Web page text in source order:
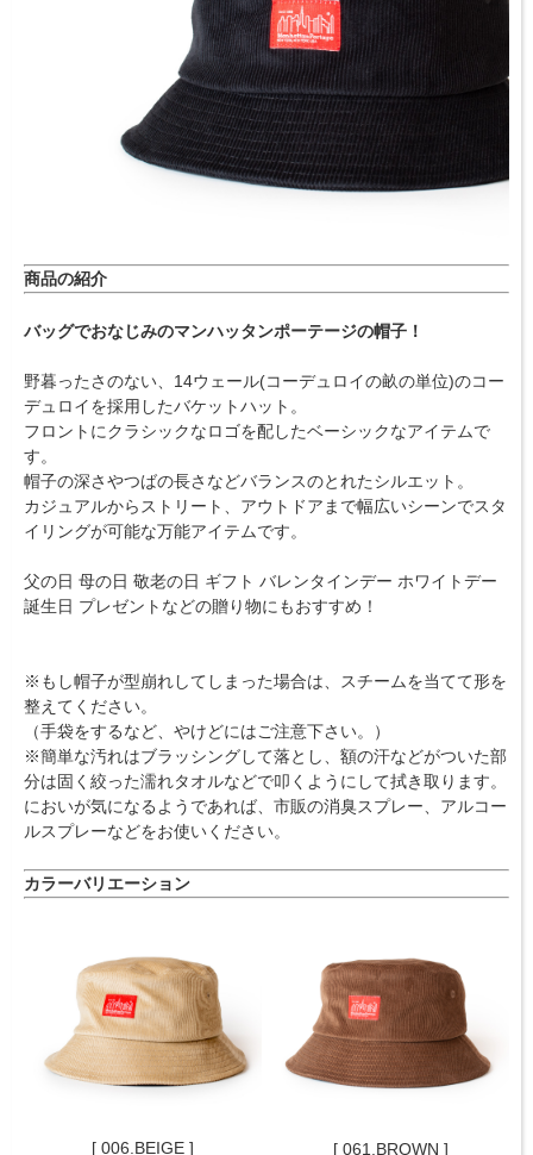
商品の紹介
バッグでおなじみのマンハッタンポーテージの帽子！
野暮ったさのない、14ウェール(コーデュロイの畝の単位)のコー
デュロイを採用したバケットハット。
フロントにクラシックなロゴを配したベーシックなアイテムで
す。
帽子の深さやつばの長さなどバランスのとれたシルエット。
カジュアルからストリート、アウトドアまで幅広いシーンでスタ
イリングが可能な万能アイテムです。
父の日 母の日 敬老の日 ギフト バレンタインデー ホワイトデー
誕生日 プレゼントなどの贈り物にもおすすめ！
※もし帽子が型崩れしてしまった場合は、スチームを当てて形を
整えてください。
（手袋をするなど、やけどにはご注意下さい。）
※簡単な汚れはブラッシングして落とし、額の汗などがついた部
分は固く絞った濡れタオルなどで叩くようにして拭き取ります。
においが気になるようであれば、市販の消臭スプレー、アルコー
ルスプレーなどをお使いください。
カラーバリエーション
[ 006.BEIGE ] [ 061.BROWN ]